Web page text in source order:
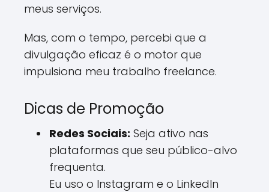
meus serviços.
Mas, com o tempo, percebi que a
divulgação eficaz é o motor que
impulsiona meu trabalho freelance.
Dicas de Promoção
Redes Sociais: Seja ativo nas
plataformas que seu público-alvo
frequenta.
Eu uso o Instagram e o LinkedIn